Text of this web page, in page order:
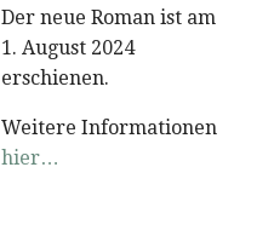
Der neue Roman ist am
1. August 2024
erschienen.
Weitere Informationen
hier…